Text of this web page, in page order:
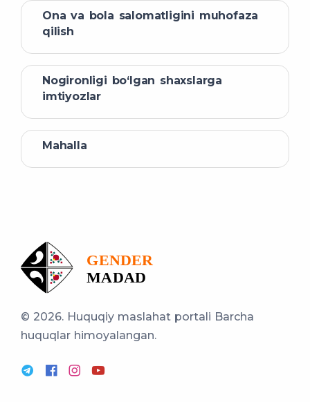
Ona va bola salomatligini muhofaza
qilish
Nogironligi bo‘lgan shaxslarga
imtiyozlar
Mahalla
© 2026. Huquqiy maslahat portali Barcha
huquqlar himoyalangan.